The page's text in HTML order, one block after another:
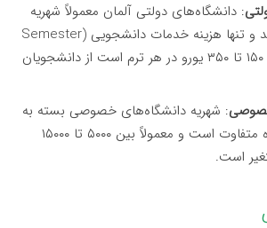
: دانشگاه‌های دولتی آلمان معمولاً شهریه
دریافت نمی‌کنند و تنها هزینه خدمات دانشجویی (Semester
Fee) که حدود ۱۵۰ تا ۳۵۰ یورو در هر ترم است از دانشجویان
: شهریه دانشگاه‌های خصوصی بسته به
رشته و دانشگاه متفاوت است و معمولاً بین ۵۰۰۰ تا ۱۵۰۰۰
است.